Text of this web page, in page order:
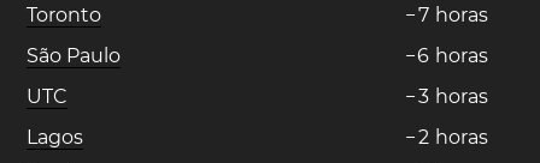
Toronto
−7 horas
São Paulo
−6 horas
UTC
−3 horas
Lagos
−2 horas